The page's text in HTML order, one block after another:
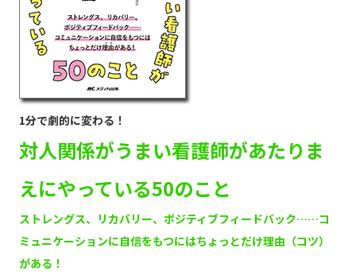
1分で劇的に変わる！
対人関係がうまい看護師があたりま
えにやっている50のこと
ストレングス、リカバリー、ポジティブフィードバック……コ
ミュニケーションに自信をもつにはちょっとだけ理由（コツ）
がある！